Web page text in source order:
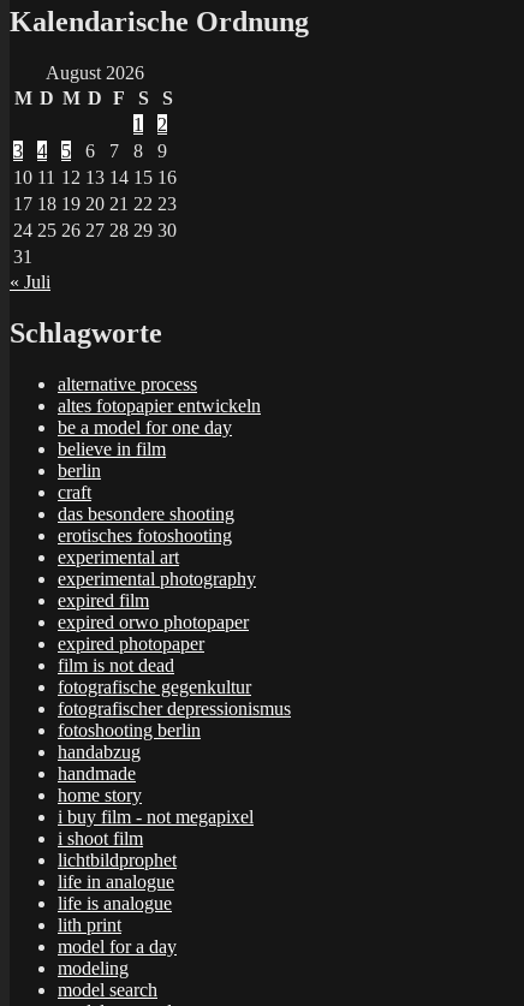
Kalendarische Ordnung
August 2026
M D M D F S
S
1
2
3
4 5 6 7 8
9
10 11 12 13 14 15 16
17 18 19 20 21 22 23
24 25 26 27 28 29 30
31
« Juli
Schlagworte
alternative process
altes fotopapier entwickeln
be a model for one day
believe in film
berlin
craft
das besondere shooting
erotisches fotoshooting
experimental art
experimental photography
expired film
expired orwo photopaper
expired photopaper
film is not dead
fotografische gegenkultur
fotografischer depressionismus
fotoshooting berlin
handabzug
handmade
home story
i buy film - not megapixel
i shoot film
lichtbildprophet
life in analogue
life is analogue
lith print
model for a day
modeling
model search